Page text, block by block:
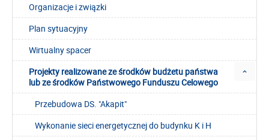
Organizacje i związki
Plan sytuacyjny
Wirtualny spacer
Projekty realizowane ze środków budżetu państwa
lub ze środków Państwowego Funduszu Celowego
Przebudowa DS. "Akapit"
Wykonanie sieci energetycznej do budynku K i H